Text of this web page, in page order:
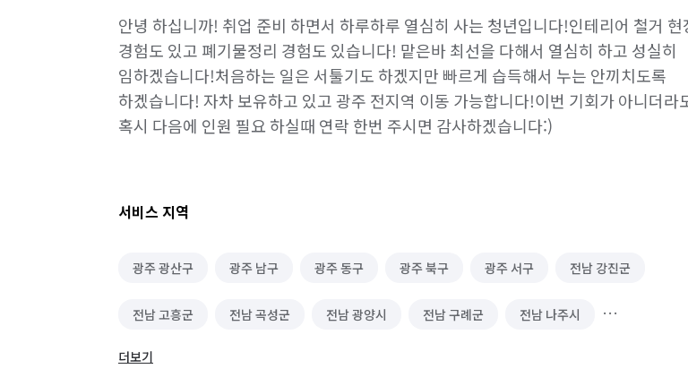
안녕 하십니까! 취업 준비 하면서 하루하루 열심히 사는 청년입니다!인테리어 철거 현
경험도 있고 폐기물정리 경험도 있습니다! 맡은바 최선을 다해서 열심히 하고 성실히
임하겠습니다!처음하는 일은 서툴기도 하겠지만 빠르게 습득해서 누는 안끼치도록
하겠습니다! 자차 보유하고 있고 광주 전지역 이동 가능합니다!이번 기회가 아니더라
혹시 다음에 인원 필요 하실때 연락 한번 주시면 감사하겠습니다:)
서비스 지역
광주 광산구 광주 남구 광주 동구 광주 북구 광주 서구 전남 강진군
전남 고흥군 전남 곡성군 전남 광양시 전남 구례군 전남 나주시
전남 담양군
더보기